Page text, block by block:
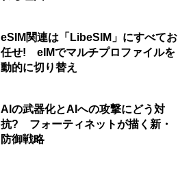
eSIM関連は「LibeSIM」にすべてお
任せ! eIMでマルチプロファイルを
動的に切り替え
AIの武器化とAIへの攻撃にどう対
抗? フォーティネットが描く新・
防御戦略